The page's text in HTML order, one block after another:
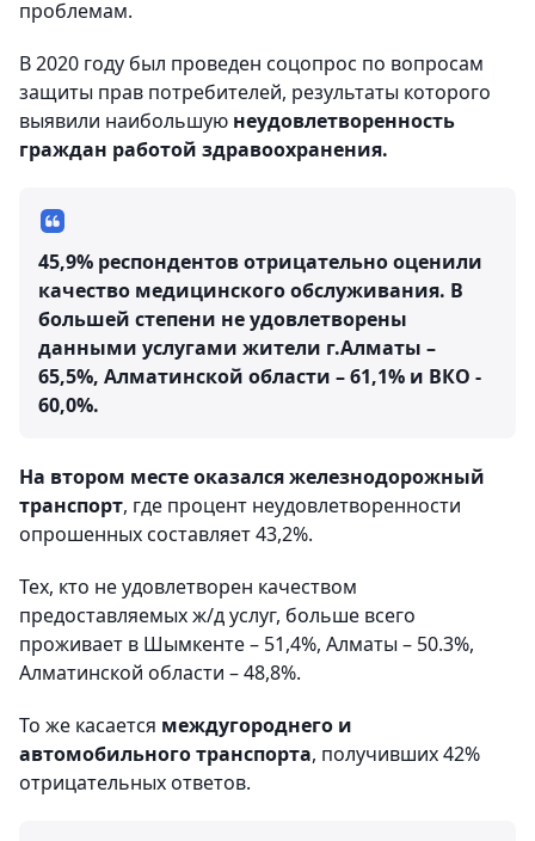
проблемам.
В 2020 году был проведен соцопрос по вопросам
защиты прав потребителей, результаты которого
выявили наибольшую неудовлетворенность
граждан работой здравоохранения.
45,9% респондентов отрицательно оценили
качество медицинского обслуживания. В
большей степени не удовлетворены
данными услугами жители г.Алматы –
65,5%, Алматинской области – 61,1% и ВКО -
60,0%.
На втором месте оказался железнодорожный
транспорт, где процент неудовлетворенности
опрошенных составляет 43,2%.
Тех, кто не удовлетворен качеством
предоставляемых ж/д услуг, больше всего
проживает в Шымкенте – 51,4%, Алматы – 50.3%,
Алматинской области – 48,8%.
То же касается междугороднего и
автомобильного транспорта, получивших 42%
отрицательных ответов.